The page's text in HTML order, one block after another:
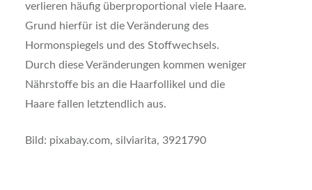
verlieren häufig überproportional viele Haare.
Grund hierfür ist die Veränderung des
Hormonspiegels und des Stoffwechsels.
Durch diese Veränderungen kommen weniger
Nährstoffe bis an die Haarfollikel und die
Haare fallen letztendlich aus.
Bild: pixabay.com, silviarita, 3921790